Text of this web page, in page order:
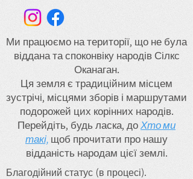
Ми працюємо на території, що не була
віддана та споконвіку народів Сілкс
Оканаган.
Ця земля є традиційним місцем
зустрічі, місцями зборів і маршрутами
подорожей цих корінних народів.
Перейдіть, будь ласка, до Хто ми
такі, щоб прочитати про нашу
відданість народам цієї землі.
Благодійний статус (в процесі).